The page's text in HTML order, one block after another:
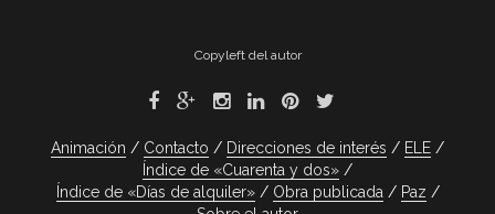
Copyleft del autor
Animación Contacto Direcciones de interés
ELE
Índice de «Cuarenta y dos»
Índice de «Días de alquiler»
Obra publicada
Paz